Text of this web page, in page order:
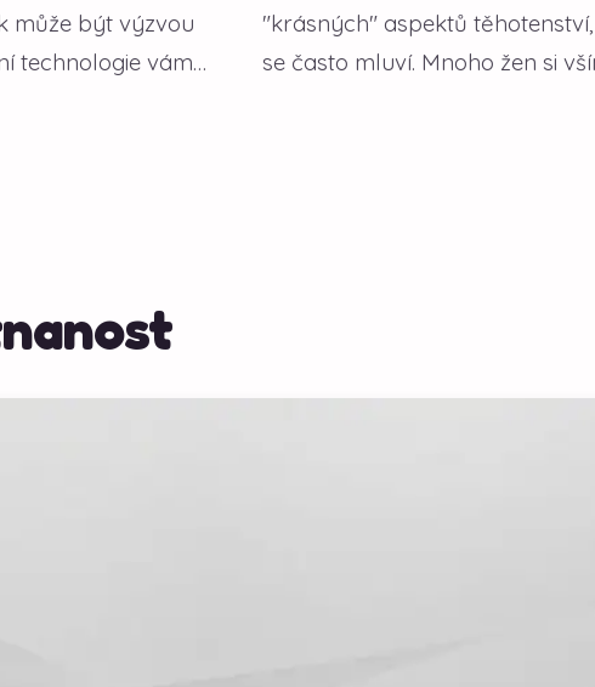
může být výzvou
technologie vám
"krásných" aspektů
se často mluví. Mnoho žen si